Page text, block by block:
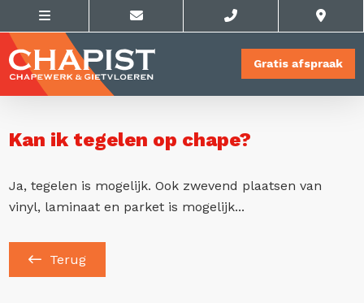
Gratis afspraak
Kan ik tegelen op chape?
Ja, tegelen is mogelijk. Ook zwevend plaatsen van
vinyl, laminaat en parket is mogelijk...
Terug